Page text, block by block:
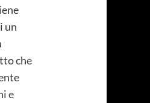
un
che
e